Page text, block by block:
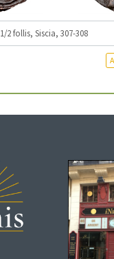
2 follis, Siscia, 307-308